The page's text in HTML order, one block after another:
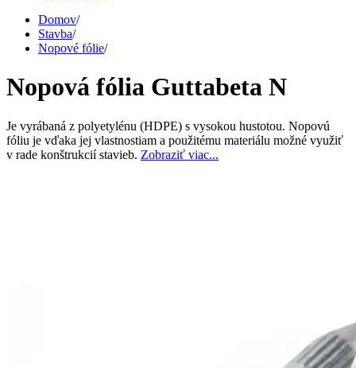
Domov/
Stavba/
Nopové fólie/
Nopová fólia Guttabeta N
Je vyrábaná z polyetylénu (HDPE) s vysokou hustotou. Nopovú
fóliu je vďaka jej vlastnostiam a použitému materiálu možné využiť
v rade konštrukcií stavieb. Zobraziť viac...